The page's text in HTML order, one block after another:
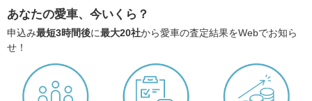
あなたの愛車、今いくら？
申込み最短3時間後に最大20社から愛車の査定結果をWebでお知ら
せ！